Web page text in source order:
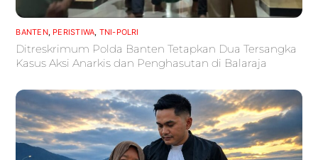
BANTEN, PERISTIWA TNI-POLRI
Ditreskrimum Polda Banten Tetapkan Dua Tersangka
Kasus Aksi Anarkis dan Penghasutan di Balaraja